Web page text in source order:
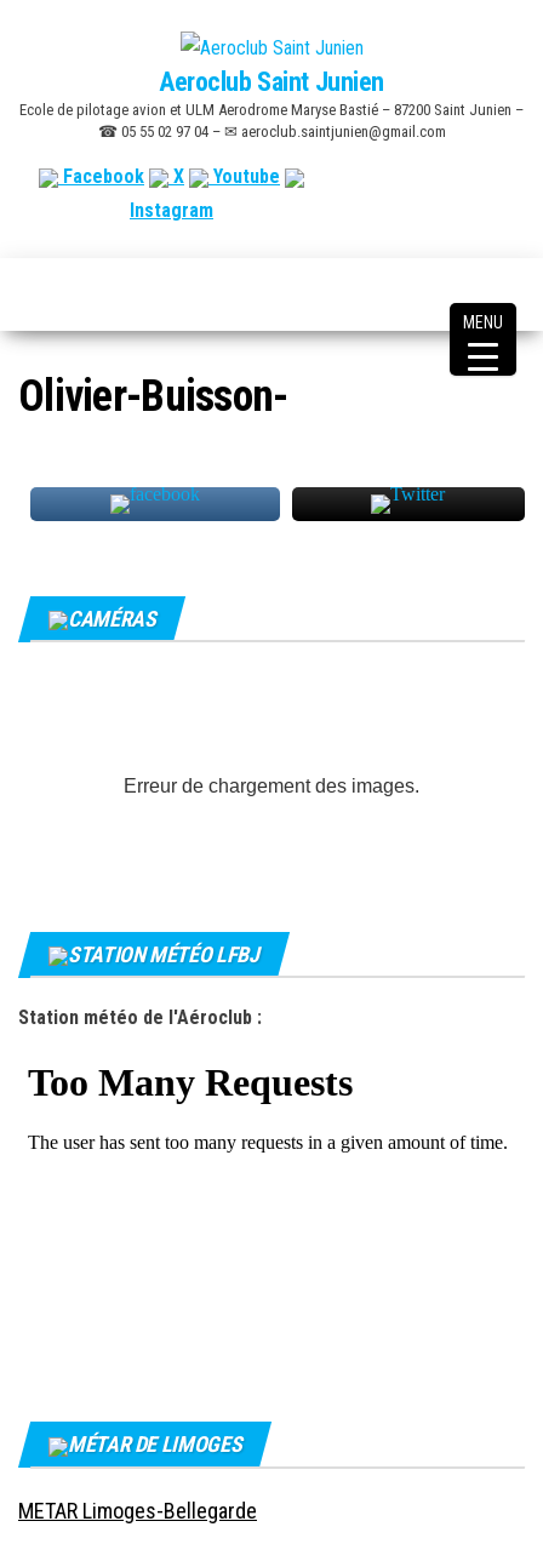
content
Aeroclub Saint Junien
Ecole de pilotage avion et ULM Aerodrome Maryse Bastié – 87200 Saint Junien –
☎ 05 55 02 97 04 – ✉ aeroclub.saintjunien@gmail.com
Facebook X
Youtube
Instagram
Olivier-Buisson-
CAMÉRAS
Erreur de chargement des images.
STATION MÉTÉO LFBJ
Station météo de l'Aéroclub :
MÉTAR DE LIMOGES
METAR Limoges-Bellegarde
MENU